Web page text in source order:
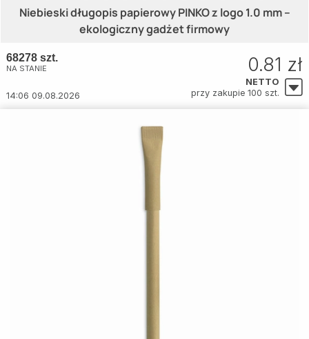
Niebieski długopis papierowy PINKO z logo 1.0 mm –
ekologiczny gadżet firmowy
68278 szt.
NA STANIE
14:06 09.08.2026
0.81 zł
NETTO
przy zakupie 100 szt.